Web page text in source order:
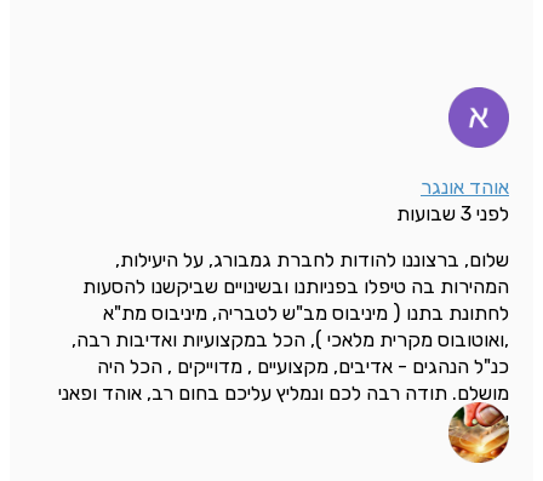
אוהד אונגר
לפני 3 שבועות
שלום, ברצוננו להודות לחברת גמבורג, על היעילות,
המהירות בה טיפלו בפניותנו ובשינויים שביקשנו להסעות
לחתונת בתנו ( מיניבוס מב"ש לטבריה, מיניבוס מת"א
,ואוטובוס מקרית מלאכי ), הכל במקצועיות ואדיבות רבה,
כנ"ל הנהגים - אדיבים, מקצועיים , מדוייקים , הכל היה
מושלם. תודה רבה לכם ונמליץ עליכם בחום רב, אוהד ופאני
אונגר